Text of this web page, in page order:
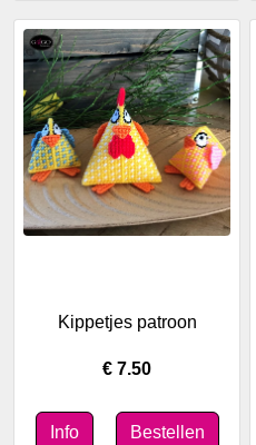
Kippetjes patroon
€ 7.50